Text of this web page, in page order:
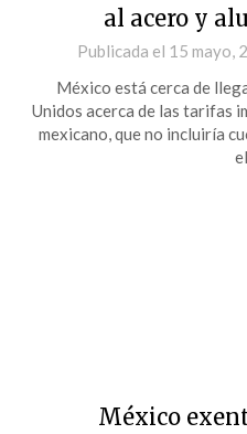
al acero y
Publicada el 15 mayo,
México está cerca de
Unidos acerca de las tarifas
mexicano, que no incluiría
México